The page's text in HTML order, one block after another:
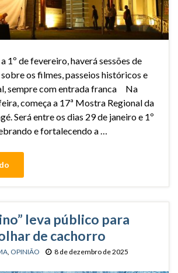
1º de fevereiro, haverá sessões de
os filmes, passeios históricos e
sempre com entrada franca Na
começa a 17ª Mostra Regional da
Será entre os dias 29 de janeiro e 1º
e fortalecendo a …
leva público para
de cachorro
OPINIÃO 8 de dezembro de 2025